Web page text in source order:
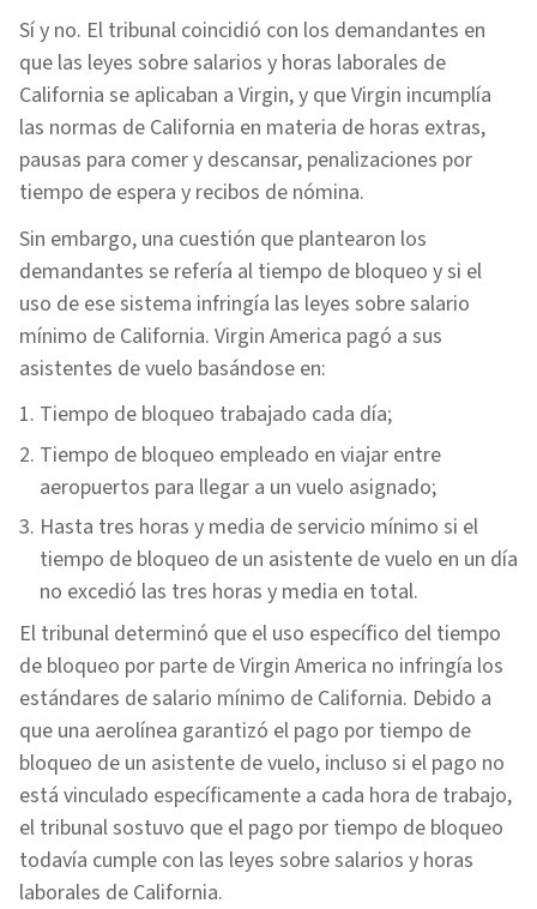
Sí y no. El tribunal coincidió con los demandantes en
que las leyes sobre salarios y horas laborales de
California se aplicaban a Virgin, y que Virgin incumplía
las normas de California en materia de horas extras,
pausas para comer y descansar, penalizaciones por
tiempo de espera y recibos de nómina.
Sin embargo, una cuestión que plantearon los
demandantes se refería al tiempo de bloqueo y si el
uso de ese sistema infringía las leyes sobre salario
mínimo de California. Virgin America pagó a sus
asistentes de vuelo basándose en:
Tiempo de bloqueo trabajado cada día;
Tiempo de bloqueo empleado en viajar entre
aeropuertos para llegar a un vuelo asignado;
Hasta tres horas y media de servicio mínimo si el
tiempo de bloqueo de un asistente de vuelo en un día
no excedió las tres horas y media en total.
El tribunal determinó que el uso específico del tiempo
de bloqueo por parte de Virgin America no infringía los
estándares de salario mínimo de California. Debido a
que una aerolínea garantizó el pago por tiempo de
bloqueo de un asistente de vuelo, incluso si el pago no
está vinculado específicamente a cada hora de trabajo,
el tribunal sostuvo que el pago por tiempo de bloqueo
todavía cumple con las leyes sobre salarios y horas
laborales de California.